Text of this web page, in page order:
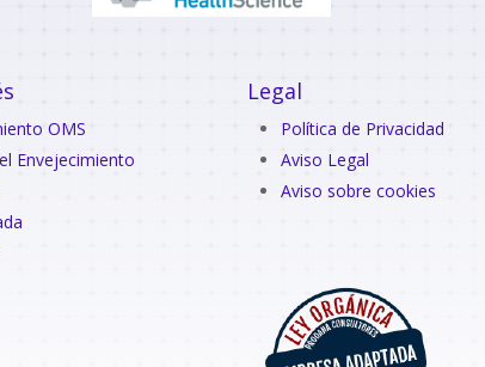
OMS
Envejecimiento
Legal
Política de Privacidad
Aviso Legal
Aviso sobre cookies